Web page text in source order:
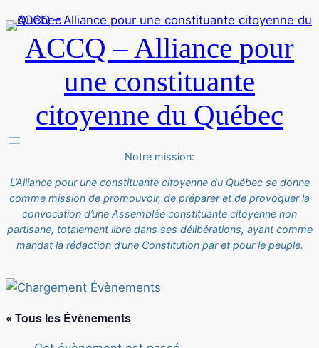
ACCQ – Alliance pour
une constituante
citoyenne du Québec
Notre mission:
L’Alliance pour une constituante citoyenne du Québec se donne
comme mission de promouvoir, de préparer et de provoquer la
convocation d’une Assemblée constituante citoyenne non
partisane, totalement libre dans ses délibérations, ayant comme
mandat la rédaction d’une Constitution par et pour le peuple.
« Tous les Évènements